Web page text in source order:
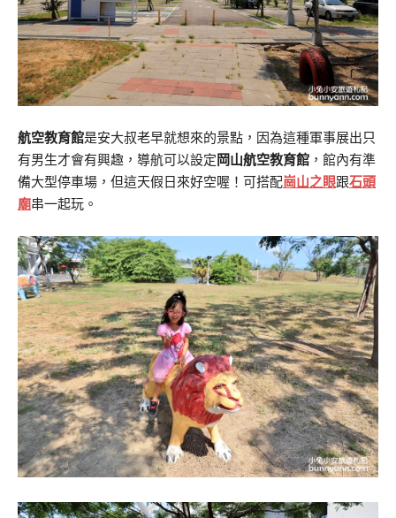
航空教育館是安大叔老早就想來的景點，因為這種軍事展出只
有男生才會有興趣，導航可以設定 岡山航空教育館 ，館內有準
備大型停車場，但這天假日來好空喔！可搭配崗山之眼跟石頭
廟串一起玩。